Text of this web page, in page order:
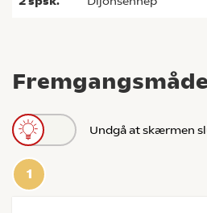
Fremgangsmåde
Undgå at skærmen